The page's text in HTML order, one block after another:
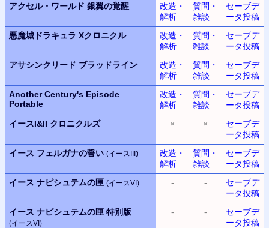
アクセル・ワールド 銀翼の覚醒
改造・
解析
質問・
雑談
セーブデ
ータ投稿
悪魔城ドラキュラ Xクロニクル
改造・
解析
質問・
雑談
セーブデ
ータ投稿
アサシンクリード ブラッドライン
改造・
解析
質問・
雑談
セーブデ
ータ投稿
Another Century's Episode
Portable
改造・
解析
質問・
雑談
セーブデ
ータ投稿
イースI&II クロニクルズ
× ×
セーブデ
ータ投稿
イース フェルガナの誓い (イースIII)
改造・
解析
質問・
雑談
セーブデ
ータ投稿
イース ナピシュテムの匣 (イースVI) - -
セーブデ
ータ投稿
イース ナピシュテムの匣 特別版
(イースVI)
- -
セーブデ
ータ投稿